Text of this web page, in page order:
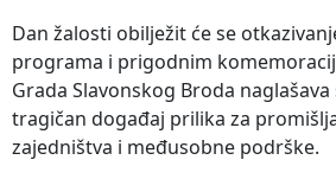
Dan žalosti obilježit će se
programa i prigodnim
Grada Slavonskog Broda naglašava
tragičan događaj prilika za
zajedništva i međusobne podrške.